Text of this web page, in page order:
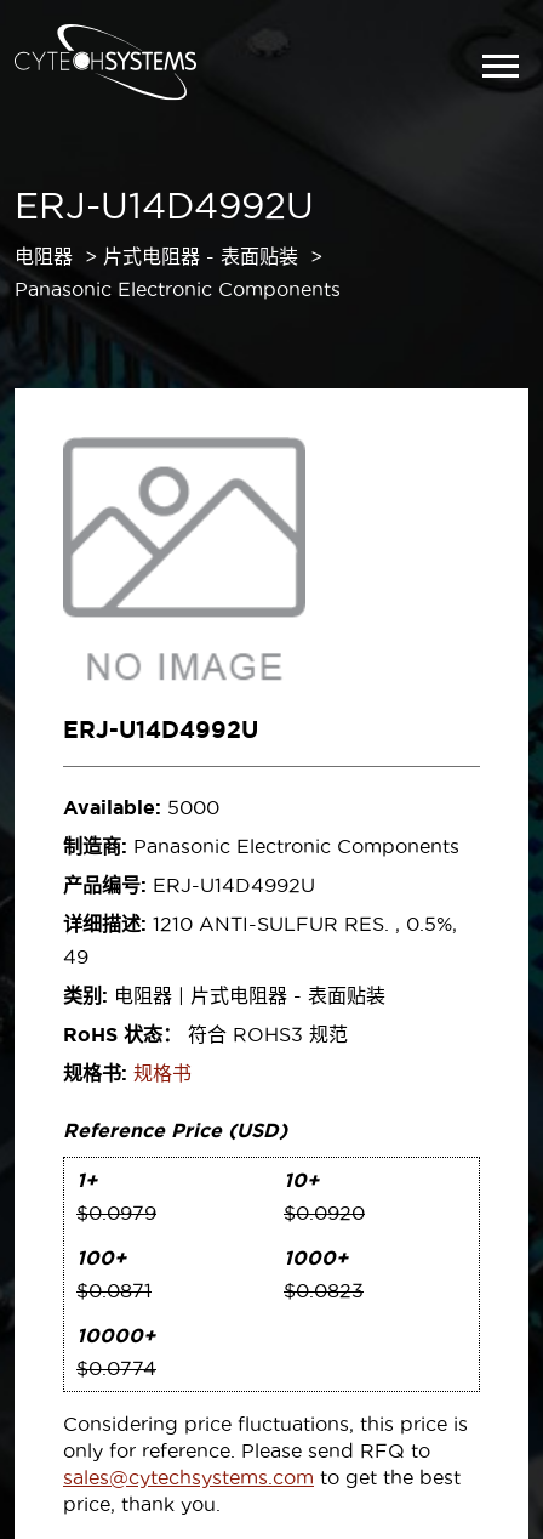
ERJ-U14D4992U
电阻器
片式电阻器 - 表面贴装
Panasonic Electronic Components
ERJ-U14D4992U
Available: 5000
制造商: Panasonic Electronic Components
产品编号: ERJ-U14D4992U
详细描述: 1210 ANTI-SULFUR RES. , 0.5%,
49
类别: 电阻器 | 片式电阻器 - 表面贴装
RoHS 状态：
符合 ROHS3 规范
规格书: 规格书
Reference Price (USD)
1+
$0.0979
10+
$0.0920
100+
$0.0871
1000+
$0.0823
10000+
$0.0774
Considering price fluctuations, this price is
only for reference. Please send RFQ to
sales@cytechsystems.com to get the best
price, thank you.